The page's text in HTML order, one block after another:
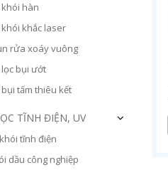
hàn
khắc laser
rửa xoáy vuông
bụi ướt
tấm thiêu kết
TĨNH ĐIỆN, UV
tĩnh điện
dầu công nghiệp